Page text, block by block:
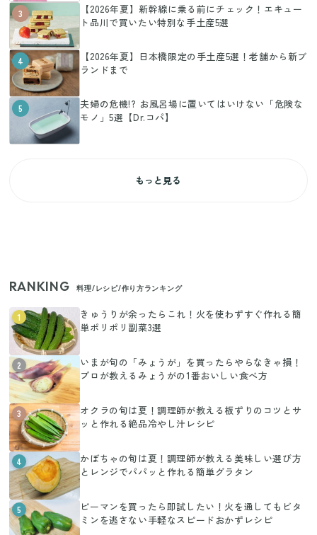
3
【2026年夏】新幹線に乗る前にチェック！エキュー
ト品川で買いたい特別な手土産5選
4
【2026年夏】日本橋限定の手土産5選！老舗から新ブ
ランドまで
5
夫婦の危機!? お風呂場に置いてはいけない「危険な
モノ」5選【Dr.コパ】
もっと見る
RANKING 料理/レシピ/作り方ランキング
1
きゅうりが余ったらこれ！火を使わずすぐ作れる簡
単ポリポリ副菜3選
2
いまが旬の「みょうが」を買ったらやらなきゃ損！
プロが教えるみょうがの1番おいしい食べ方
3
オクラの旬は夏！調理師が教える板ずりのコツとサ
ッと作れる絶品冷やし汁レシピ
4
かぼちゃの旬は夏！調理師が教える美味しい選び方
とレンジでパパッと作れる簡単グラタン
5
ピーマンを買ったら即試したい！火を通してもビタ
ミンを逃さない手軽なスピードおかずレシピ